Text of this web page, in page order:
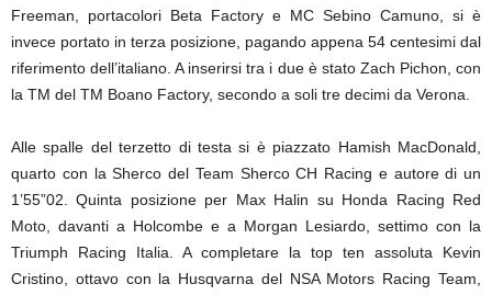
Freeman, portacolori Beta Factory e MC Sebino Camuno, si è
invece portato in terza posizione, pagando appena 54 centesimi dal
riferimento dell’italiano. A inserirsi tra i due è stato Zach Pichon, con
la TM del TM Boano Factory, secondo a soli tre decimi da Verona.
Alle spalle del terzetto di testa si è piazzato Hamish MacDonald,
quarto con la Sherco del Team Sherco CH Racing e autore di un
1’55”02. Quinta posizione per Max Halin su Honda Racing Red
Moto, davanti a Holcombe e a Morgan Lesiardo, settimo con la
Triumph Racing Italia. A completare la top ten assoluta Kevin
Cristino, ottavo con la Husqvarna del NSA Motors Racing Team,